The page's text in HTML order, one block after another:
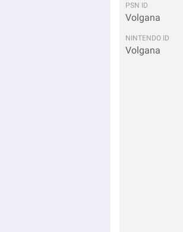
PSN ID
Volgana
NINTENDO ID
Volgana